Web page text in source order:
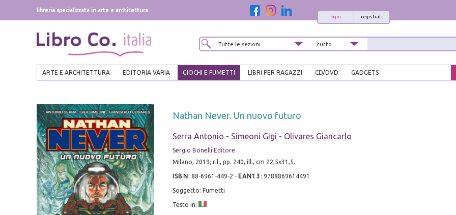
libreria specializzata in arte e architettura
registrati
login
ARTE E ARCHITETTURA EDITORIA VARIA GIOCHI E FUMETTI LIBRI PER RAGAZZI CD/DVD GADGETS
Nathan Never. Un nuovo futuro
Serra Antonio - Simeoni Gigi - Olivares Giancarlo
Sergio Bonelli Editore
Milano, 2019; ril., pp. 240, ill., cm 22,5x31,5.
ISBN : 88-6961-449-2 - EAN13 : 9788869614491
Soggetto: Fumetti
Testo in: